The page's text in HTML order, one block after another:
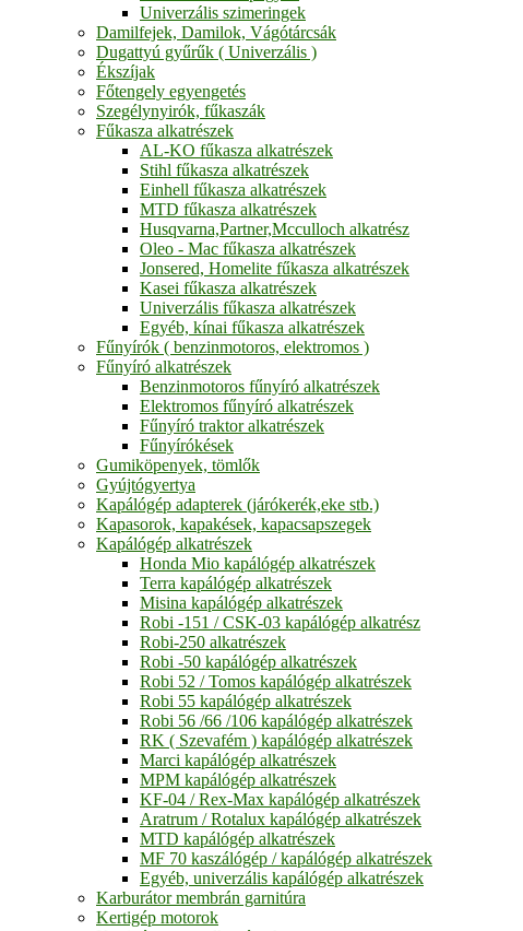
Univerzális szimeringek
Damilfejek, Damilok, Vágótárcsák
Dugattyú gyűrűk ( Univerzális )
Ékszíjak
Főtengely egyengetés
Szegélynyirók, fűkaszák
Fűkasza alkatrészek
AL-KO fűkasza alkatrészek
Stihl fűkasza alkatrészek
Einhell fűkasza alkatrészek
MTD fűkasza alkatrészek
Husqvarna,Partner,Mcculloch alkatrész
Oleo - Mac fűkasza alkatrészek
Jonsered, Homelite fűkasza alkatrészek
Kasei fűkasza alkatrészek
Univerzális fűkasza alkatrészek
Egyéb, kínai fűkasza alkatrészek
Fűnyírók ( benzinmotoros, elektromos )
Fűnyíró alkatrészek
Benzinmotoros fűnyíró alkatrészek
Elektromos fűnyíró alkatrészek
Fűnyíró traktor alkatrészek
Fűnyírókések
Gumiköpenyek, tömlők
Gyújtógyertya
Kapálógép adapterek (járókerék,eke stb.)
Kapasorok, kapakések, kapacsapszegek
Kapálógép alkatrészek
Honda Mio kapálógép alkatrészek
Terra kapálógép alkatrészek
Misina kapálógép alkatrészek
Robi -151 / CSK-03 kapálógép alkatrész
Robi-250 alkatrészek
Robi -50 kapálógép alkatrészek
Robi 52 / Tomos kapálógép alkatrészek
Robi 55 kapálógép alkatrészek
Robi 56 /66 /106 kapálógép alkatrészek
RK ( Szevafém ) kapálógép alkatrészek
Marci kapálógép alkatrészek
MPM kapálógép alkatrészek
KF-04 / Rex-Max kapálógép alkatrészek
Aratrum / Rotalux kapálógép alkatrészek
MTD kapálógép alkatrészek
MF 70 kaszálógép / kapálógép alkatrészek
Egyéb, univerzális kapálógép alkatrészek
Karburátor membrán garnitúra
Kertigép motorok